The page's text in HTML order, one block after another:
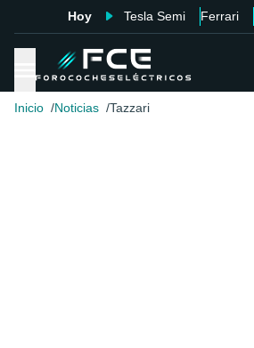
Hoy Tesla Semi Ferrari
Inicio Noticias Tazzari